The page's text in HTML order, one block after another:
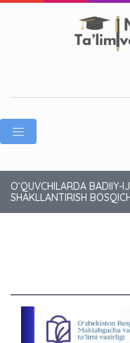
O‘QUVCHILARDA BADIIY-
SHAKLLANTIRISH